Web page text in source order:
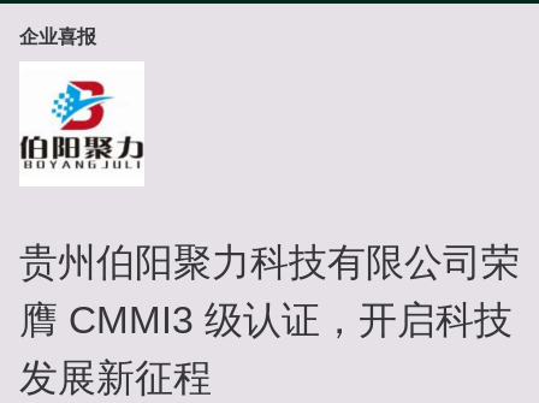
企业喜报
贵州伯阳聚力科技有限公司荣
膺 CMMI3 级认证，开启科技
发展新征程